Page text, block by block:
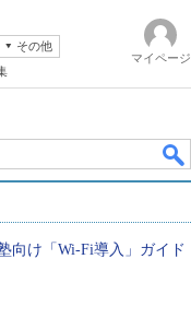
その他
マイページ
向け「Wi-Fi導入」ガイド